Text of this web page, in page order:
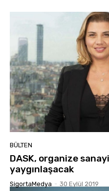
BÜLTEN
DASK, organize
yaygınlaşacak
SigortaMedya - 30 Eylül 2019